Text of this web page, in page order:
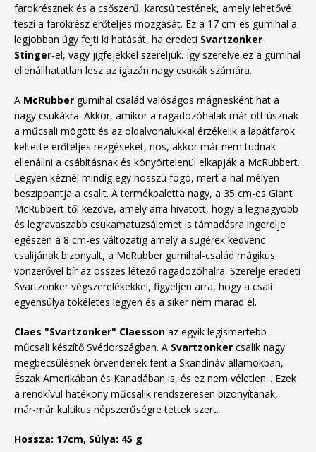
farokrésznek és a csőszerű, karcsú testének, amely lehetővé
teszi a farokrész erőteljes mozgását. Ez a 17 cm-es gumihal a
legjobban úgy fejti ki hatását, ha eredeti Svartzonker
Stinger-el, vagy jigfejekkel szereljük. Így szerelve ez a gumihal
ellenállhatatlan lesz az igazán nagy csukák számára.
A McRubber gumihal család valóságos mágnesként hat a
nagy csukákra. Akkor, amikor a ragadozóhalak már ott úsznak
a műcsali mögött és az oldalvonalukkal érzékelik a lapátfarok
keltette erőteljes rezgéseket, nos, akkor már nem tudnak
ellenállni a csábításnak és könyörtelenül elkapják a McRubbert.
Legyen kéznél mindig egy hosszú fogó, mert a hal mélyen
beszippantja a csalit. A termékpaletta nagy, a 35 cm-es Giant
McRubbert-től kezdve, amely arra hivatott, hogy a legnagyobb
és legravaszabb csukamatuzsálemet is támadásra ingerelje
egészen a 8 cm-es változatig amely a sügérek kedvenc
csalijának bizonyult, a McRubber gumihal-család mágikus
vonzerővel bír az összes létező ragadozóhalra. Szerelje eredeti
Svartzonker végszerelékekkel, figyeljen arra, hogy a csali
egyensúlya tökéletes legyen és a siker nem marad el.
Claes "Svartzonker" Claesson az egyik legismertebb
műcsali készítő Svédországban. A Svartzonker csalik nagy
megbecsülésnek örvendenek fent a Skandináv államokban,
Észak Amerikában és Kanadában is, és ez nem véletlen... Ezek
a rendkívül hatékony műcsalik rendszeresen bizonyítanak,
már-már kultikus népszerűségre tettek szert.
Hossza: 17cm, Súlya: 45 g